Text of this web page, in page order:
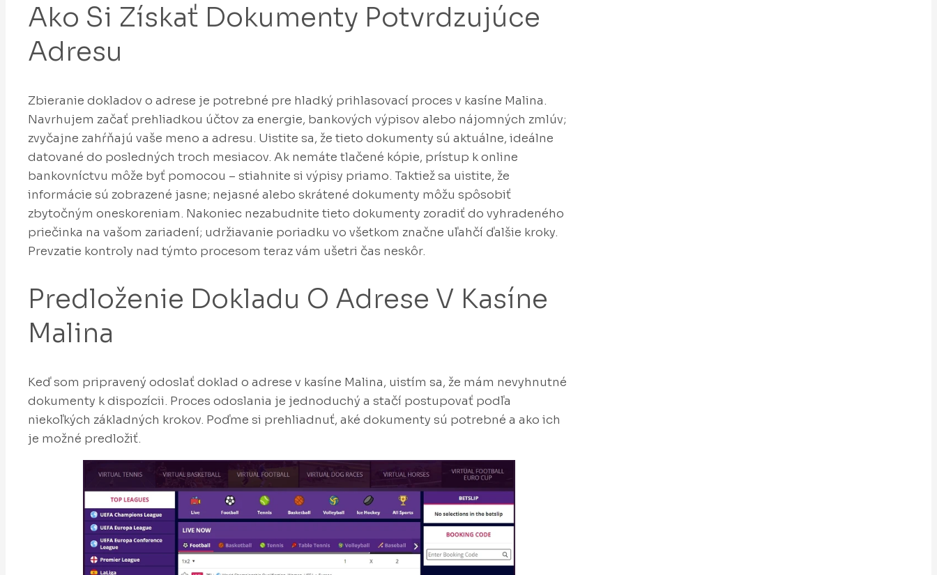
Ako Si Získať Dokumenty Potvrdzujúce
Adresu
Zbieranie dokladov o adrese je potrebné pre hladký prihlasovací proces v kasíne Malina.
Navrhujem začať prehliadkou účtov za energie, bankových výpisov alebo nájomných zmlúv;
zvyčajne zahŕňajú vaše meno a adresu. Uistite sa, že tieto dokumenty sú aktuálne, ideálne
datované do posledných troch mesiacov. Ak nemáte tlačené kópie, prístup k online
bankovníctvu môže byť pomocou – stiahnite si výpisy priamo. Taktiež sa uistite, že
informácie sú zobrazené jasne; nejasné alebo skrátené dokumenty môžu spôsobiť
zbytočným oneskoreniam. Nakoniec nezabudnite tieto dokumenty zoradiť do vyhradeného
priečinka na vašom zariadení; udržiavanie poriadku vo všetkom značne uľahčí ďalšie kroky.
Prevzatie kontroly nad týmto procesom teraz vám ušetri čas neskôr.
Predloženie Dokladu O Adrese V Kasíne
Malina
Keď som pripravený odoslať doklad o adrese v kasíne Malina, uistím sa, že mám nevyhnutné
dokumenty k dispozícii. Proces odoslania je jednoduchý a stačí postupovať podľa
niekoľkých základných krokov. Poďme si prehliadnuť, aké dokumenty sú potrebné a ako ich
je možné predložiť.